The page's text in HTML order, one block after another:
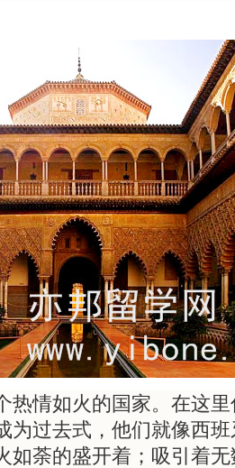
情如火的国家。在这里
为过去式，他们就像西
如荼的盛开着；吸引着